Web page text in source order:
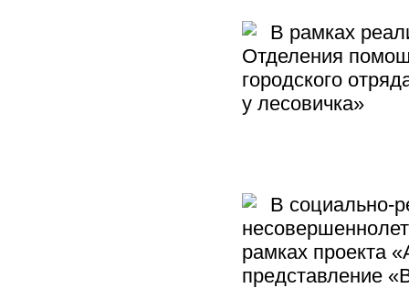
В рамках
Отделения
городского
у лесовичка»
В социально-
рамках проекта
представление